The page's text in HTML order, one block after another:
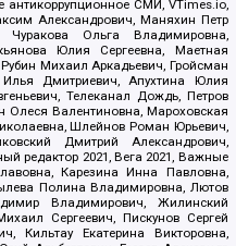
антикоррупционное СМИ, VTimes.io,
Александрович, Маняхин Петр
Ольга Владимировна,
Юлия Сергеевна, Маетная
Михаил Аркадьевич, Гройсман
Дмитриевич, Апухтина Юлия
Телеканал Дождь, Петров
Олеся Валентиновна, Мароховская
Шлейнов Роман Юрьевич,
Дмитрий Александрович,
редактор 2021, Вега 2021, Важные
Карезина Инна Павловна,
Полина Владимировна, Лютов
Владимирович, Жилинский
Сергеевич, Пискунов Сергей
Кильтау Екатерина Викторовна,